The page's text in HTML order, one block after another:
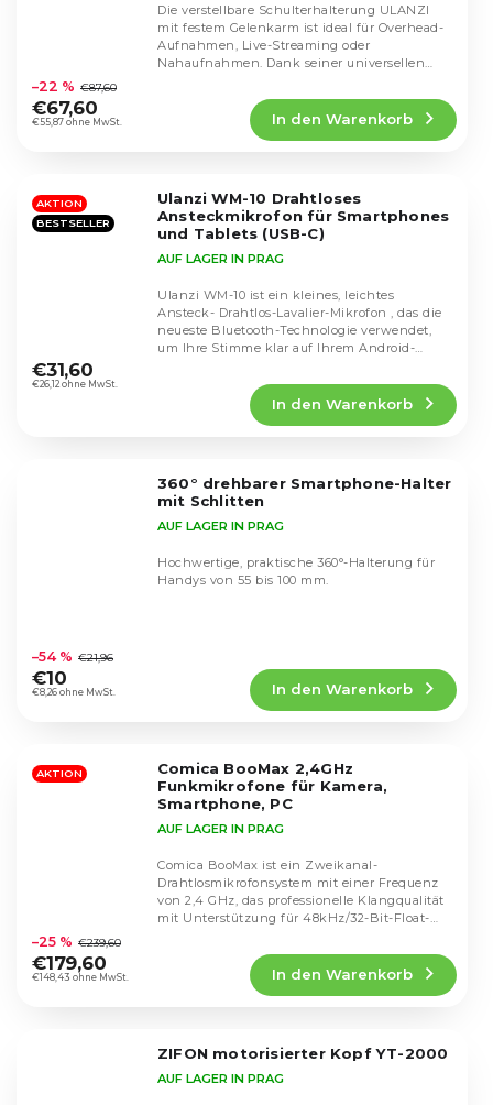
durchschnittliche
Produktbewertung
ist
Sternen.
€55,87 ohne MwSt.
–22 % €87,60
€67,60
In den Warenkorb
Die verstellbare Schulterhalterung ULANZI
mit festem Gelenkarm ist ideal für Overhead-
Aufnahmen, Live-Streaming oder
Nahaufnahmen. Dank seiner universellen
AKTION
BESTSELLER
Ulanzi WM-10 Drahtloses
Ansteckmikrofon für Smartphones
und Tablets (USB-C)
durchschnittliche
Produktbewertung
AUF LAGER IN PRAG
€26,12 ohne MwSt.
€31,60
In den Warenkorb
Ulanzi WM-10 ist ein kleines, leichtes
Ansteck- Drahtlos-Lavalier-Mikrofon , das die
neueste Bluetooth-Technologie verwendet,
um Ihre Stimme klar auf Ihrem Android-
360° drehbarer Smartphone-Halter
mit Schlitten
durchschnittliche
Produktbewertung
ist
Sternen.
AUF LAGER IN PRAG
€8,26 ohne MwSt.
–54 % €21,96
€10
In den Warenkorb
Hochwertige, praktische 360°-Halterung für
Handys von 55 bis 100 mm.
AKTION
Comica BooMax 2,4GHz
Funkmikrofone für Kamera,
Smartphone, PC
durchschnittliche
Produktbewertung
ist
AUF LAGER IN PRAG
€148,43 ohne MwSt.
–25 % €239,60
€179,60
In den Warenkorb
Comica BooMax ist ein Zweikanal-
Drahtlosmikrofonsystem mit einer Frequenz
von 2,4 GHz, das professionelle Klangqualität
mit Unterstützung für 48kHz/32-Bit-Float-
ZIFON motorisierter Kopf YT-2000
AUF LAGER IN PRAG